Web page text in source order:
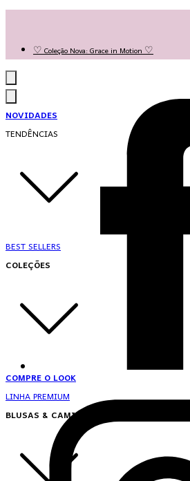
♡ Coleção Nova: Grace in Motion ♡
NOVIDADES
TENDÊNCIAS
BEST SELLERS
COLEÇÕES
COMPRE O LOOK
LINHA PREMIUM
BLUSAS & CAMISAS